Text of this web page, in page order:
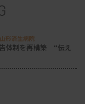
形済生病院
体制を再構築 “伝え